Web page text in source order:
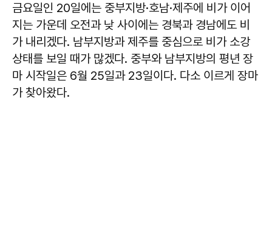
금요일인 20일에는 중부지방·호남·제주에 비가 이어
지는 가운데 오전과 낮 사이에는 경북과 경남에도 비
가 내리겠다. 남부지방과 제주를 중심으로 비가 소강
상태를 보일 때가 많겠다. 중부와 남부지방의 평년 장
마 시작일은 6월 25일과 23일이다. 다소 이르게 장마
가 찾아왔다.